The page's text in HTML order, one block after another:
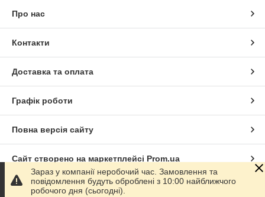
Про нас
Контакти
Доставка та оплата
Графік роботи
Повна версія сайту
Сайт створено на маркетплейсі Prom.ua
Політика конфіденційності
Зараз у компанії неробочий час. Замовлення та
повідомлення будуть оброблені з 10:00 найближчого
робочого дня (сьогодні).